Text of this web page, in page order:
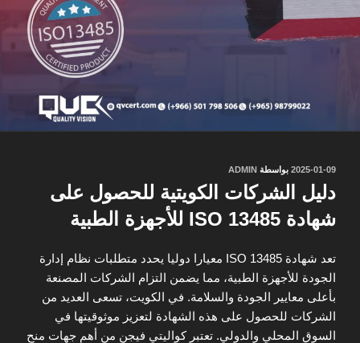
نُشر
في
2025-01-09 بواسطة ADMIN
دليل الشركات الكويتية للحصول على
شهادة ISO 13485 للأجهزة الطبية
تعد شهادة ISO 13485 معيارا دوليا يحدد متطلبات نظام إدارة
الجودة للأجهزة الطبية، مما يضمن التزام الشركات المصنعة
بأعلى معايير الجودة والسلامة. في الكويت، تسعى العديد من
الشركات للحصول على هذه الشهادة لتعزيز موثوقيتها في
السوق المحلي والدولي. تعتبر كواليتي فيجن من أهم جهات منح